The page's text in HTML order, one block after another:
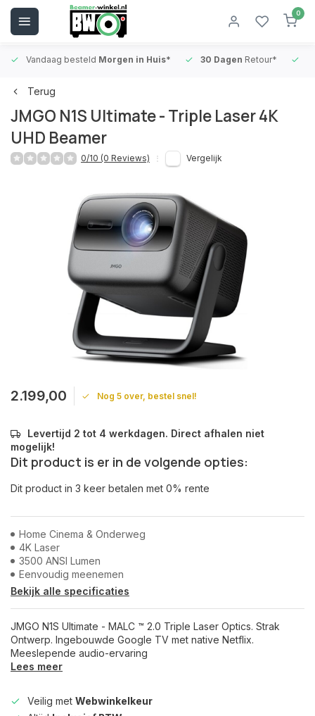
0
Vandaag besteld Morgen in Huis* 30 Dagen Retour*
Terug
JMGO N1S Ultimate - Triple Laser 4K
UHD Beamer
0/10 (0 Reviews) Vergelijk
2.199,00 Nog 5 over, bestel snel!
Levertijd 2 tot 4 werkdagen. Direct afhalen niet
mogelijk!
Dit product is er in de volgende opties:
Dit product in 3 keer betalen met 0% rente
Home Cinema & Onderweg
4K Laser
3500 ANSI Lumen
Eenvoudig meenemen
Bekijk alle specificaties
JMGO N1S Ultimate - MALC ™ 2.0 Triple Laser Optics. Strak
Ontwerp. Ingebouwde Google TV met native Netflix.
Meeslepende audio-ervaring
Lees meer
Veilig met Webwinkelkeur